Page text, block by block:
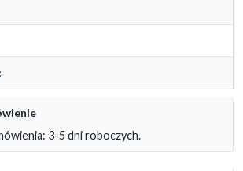
3-5 dni roboczych.